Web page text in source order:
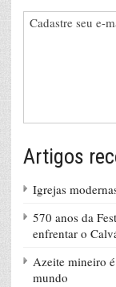
Cadastre seu e-
Artigos
Igrejas
570 anos da
enfrentar o
Azeite mineiro
mundo